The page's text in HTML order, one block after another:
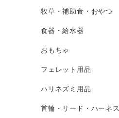
牧草・補助食・おやつ
食器・給水器
おもちゃ
フェレット用品
ハリネズミ用品
首輪・リード・ハーネス